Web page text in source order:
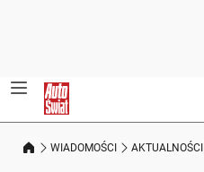
WIADOMOŚCI AKTUALNOŚCI